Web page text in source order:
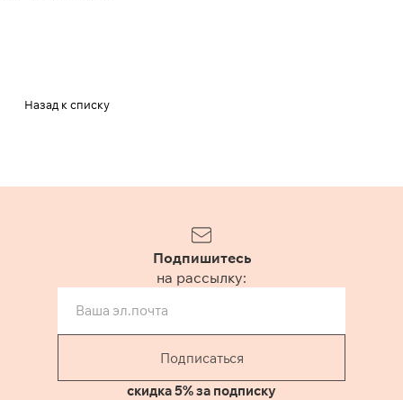
Назад к списку
Подпишитесь
на рассылку:
Подписаться
скидка 5% за подписку